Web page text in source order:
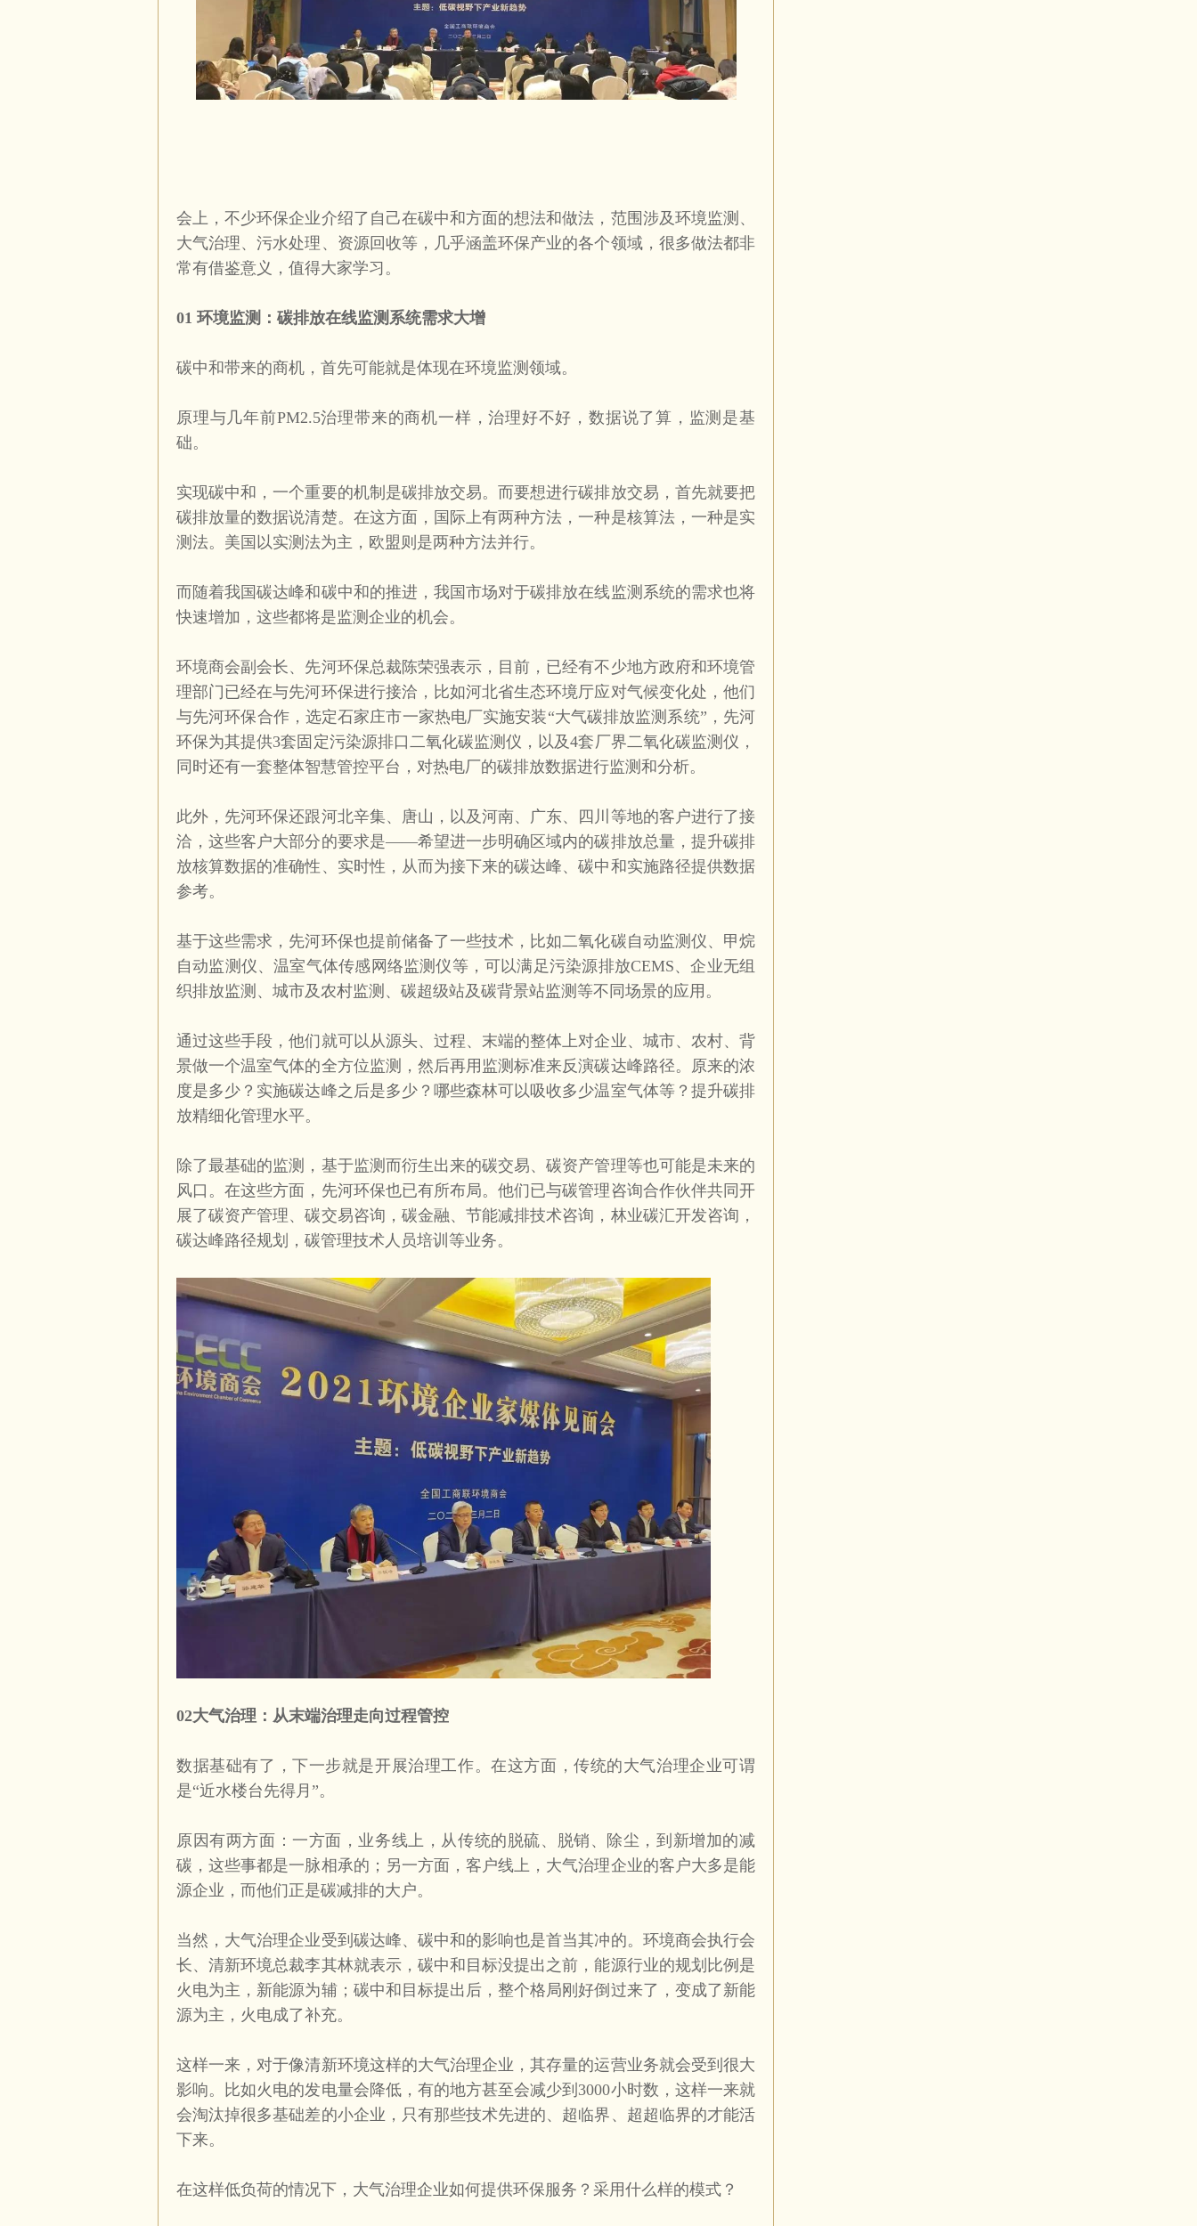
会上，不少环保企业介绍了自己在碳中和方面的想法和做法，范围涉及环境监测、
大气治理、污水处理、资源回收等，几乎涵盖环保产业的各个领域，很多做法都非
常有借鉴意义，值得大家学习。
01 环境监测：碳排放在线监测系统需求大增
碳中和带来的商机，首先可能就是体现在环境监测领域。
原理与几年前PM2.5治理带来的商机一样，治理好不好，数据说了算，监测是基
础。
实现碳中和，一个重要的机制是碳排放交易。而要想进行碳排放交易，首先就要把
碳排放量的数据说清楚。在这方面，国际上有两种方法，一种是核算法，一种是实
测法。美国以实测法为主，欧盟则是两种方法并行。
而随着我国碳达峰和碳中和的推进，我国市场对于碳排放在线监测系统的需求也将
快速增加，这些都将是监测企业的机会。
环境商会副会长、先河环保总裁陈荣强表示，目前，已经有不少地方政府和环境管
理部门已经在与先河环保进行接洽，比如河北省生态环境厅应对气候变化处，他们
与先河环保合作，选定石家庄市一家热电厂实施安装“大气碳排放监测系统”，先河
环保为其提供3套固定污染源排口二氧化碳监测仪，以及4套厂界二氧化碳监测仪，
同时还有一套整体智慧管控平台，对热电厂的碳排放数据进行监测和分析。
此外，先河环保还跟河北辛集、唐山，以及河南、广东、四川等地的客户进行了接
洽，这些客户大部分的要求是——希望进一步明确区域内的碳排放总量，提升碳排
放核算数据的准确性、实时性，从而为接下来的碳达峰、碳中和实施路径提供数据
参考。
基于这些需求，先河环保也提前储备了一些技术，比如二氧化碳自动监测仪、甲烷
自动监测仪、温室气体传感网络监测仪等，可以满足污染源排放CEMS、企业无组
织排放监测、城市及农村监测、碳超级站及碳背景站监测等不同场景的应用。
通过这些手段，他们就可以从源头、过程、末端的整体上对企业、城市、农村、背
景做一个温室气体的全方位监测，然后再用监测标准来反演碳达峰路径。原来的浓
度是多少？实施碳达峰之后是多少？哪些森林可以吸收多少温室气体等？提升碳排
放精细化管理水平。
除了最基础的监测，基于监测而衍生出来的碳交易、碳资产管理等也可能是未来的
风口。在这些方面，先河环保也已有所布局。他们已与碳管理咨询合作伙伴共同开
展了碳资产管理、碳交易咨询，碳金融、节能减排技术咨询，林业碳汇开发咨询，
碳达峰路径规划，碳管理技术人员培训等业务。
02大气治理：从末端治理走向过程管控
数据基础有了，下一步就是开展治理工作。在这方面，传统的大气治理企业可谓
是“近水楼台先得月”。
原因有两方面：一方面，业务线上，从传统的脱硫、脱销、除尘，到新增加的减
碳，这些事都是一脉相承的；另一方面，客户线上，大气治理企业的客户大多是能
源企业，而他们正是碳减排的大户。
当然，大气治理企业受到碳达峰、碳中和的影响也是首当其冲的。环境商会执行会
长、清新环境总裁李其林就表示，碳中和目标没提出之前，能源行业的规划比例是
火电为主，新能源为辅；碳中和目标提出后，整个格局刚好倒过来了，变成了新能
源为主，火电成了补充。
这样一来，对于像清新环境这样的大气治理企业，其存量的运营业务就会受到很大
影响。比如火电的发电量会降低，有的地方甚至会减少到 3000小时数，这样一来就
会淘汰掉很多基础差的小企业，只有那些技术先进的、超临界、超超临界的才能活
下来。
在这样低负荷的情况下，大气治理企业如何提供环保服务？采用什么样的模式？